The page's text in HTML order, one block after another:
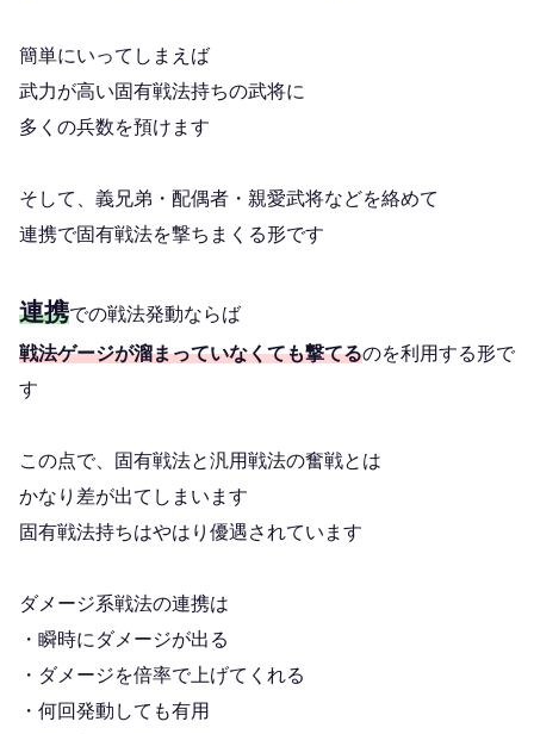
簡単にいってしまえば
武力が高い固有戦法持ちの武将に
多くの兵数を預けます
そして、義兄弟・配偶者・親愛武将などを絡めて
連携で固有戦法を撃ちまくる形です
連携での戦法発動ならば
戦法ゲージが溜まっていなくても撃てるのを利用する形で
す
この点で、固有戦法と汎用戦法の奮戦とは
かなり差が出てしまいます
固有戦法持ちはやはり優遇されています
ダメージ系戦法の連携は
・瞬時にダメージが出る
・ダメージを倍率で上げてくれる
・何回発動しても有用